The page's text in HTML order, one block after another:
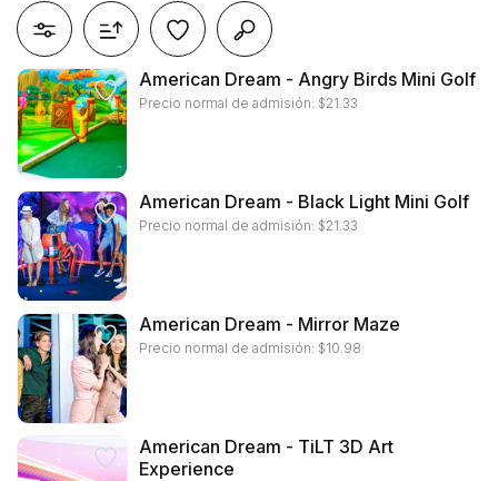
American Dream - Angry Birds Mini Golf
Precio normal de admisión: $21.33
American Dream - Black Light Mini Golf
Precio normal de admisión: $21.33
American Dream - Mirror Maze
Precio normal de admisión: $10.98
American Dream - TiLT 3D Art
Experience